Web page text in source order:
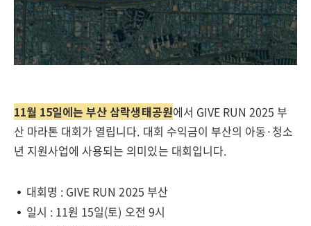
11월 15일에는 부산 삼락생태공원에서 GIVE RUN 2025 부
산 마라톤 대회가 열립니다. 대회 수익금이 부산의 아동·청소
년 지원사업에 사용되는 의미있는 대회입니다.
대회명 : GIVE RUN 2025 부산
일시 : 11원 15일(토) 오전 9시